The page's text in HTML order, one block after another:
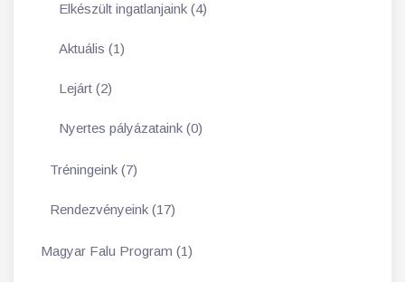
Elkészült ingatlanjaink (4)
Aktuális (1)
Lejárt (2)
Nyertes pályázataink (0)
Tréningeink (7)
Rendezvényeink (17)
Magyar Falu Program (1)